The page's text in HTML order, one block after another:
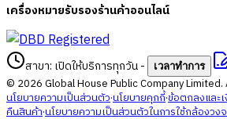
เครื่องหมายรับรองร้านค้าออนไลน์
สาขา: เปิดให้บริการทุกวัน- เวลาทำการ
© 2026Global House Public Company
นโยบายความเป็นส่วนตัว·นโยบายคุกกี้·ข้อตกลงและเ
คืนสินค้า·นโยบายความเป็นส่วนตัวในการใช้กล้องวง